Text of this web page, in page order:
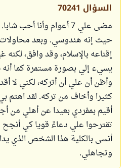
السؤال 70241
مضى علي 7 أعوام وأنا
حيث إنه هندوسي. وبعد
إقناعه بالإسلام، وقد وافق، لكنه
يسيء إلي بصورة مستمرة كما أنه
وأظن أن علي أن أتركه، لكني لا
أقيم بمفردي بعيدا عن أهلي من
تقترحوا علي دعاءً قويا كي
أنسى بالكلية هذا الشخص الذي
وتجاهلي.